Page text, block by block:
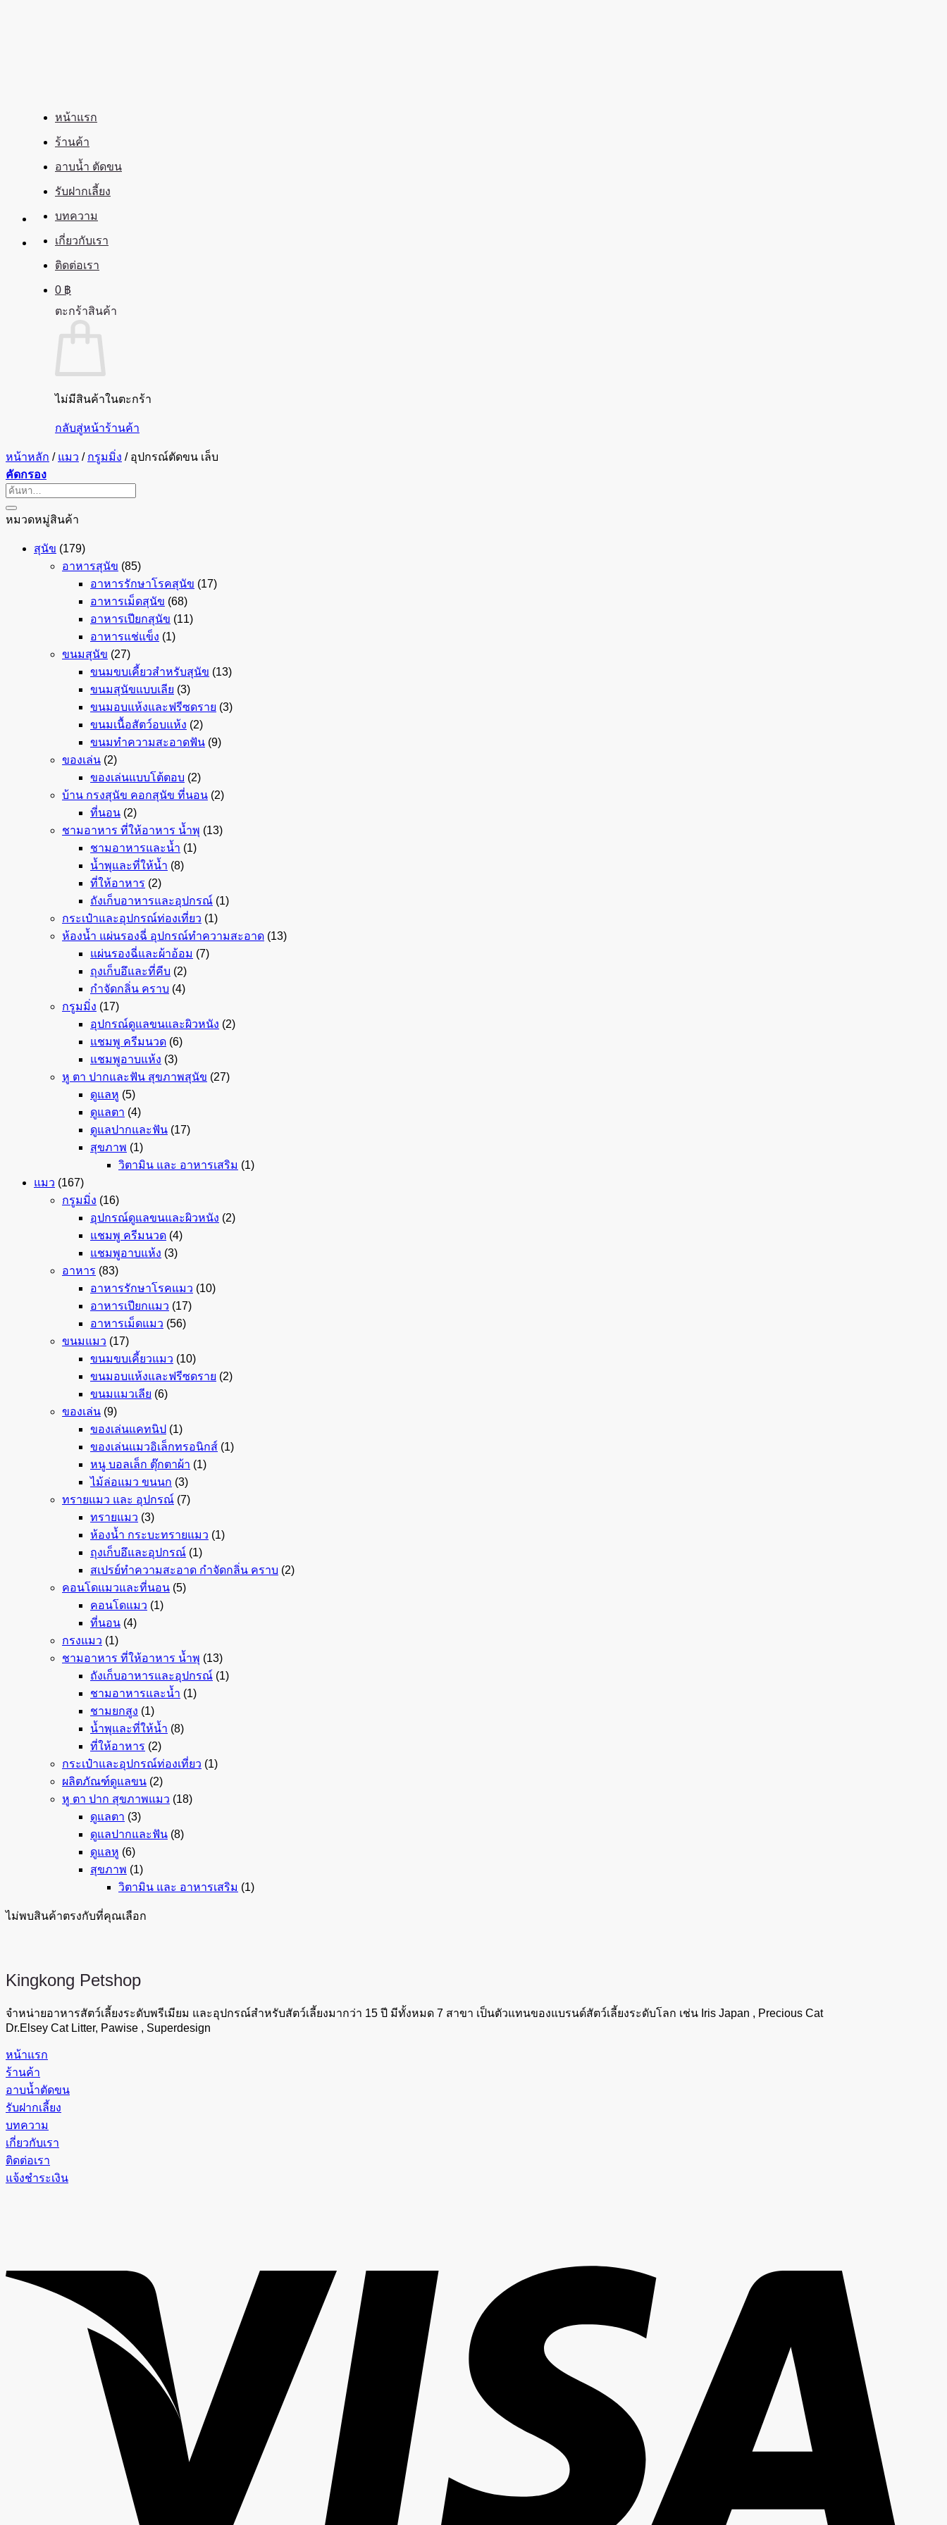
หน้าแรก
ร้านค้า
อาบน้ำ ตัดขน
รับฝากเลี้ยง
บทความ
เกี่ยวกับเรา
ติดต่อเรา
0 ฿
ตะกร้าสินค้า
ไม่มีสินค้าในตะกร้า
กลับสู่หน้าร้านค้า
หน้าหลัก / แมว / กรูมมิ่ง /อุปกรณ์ตัดขน เล็บ
คัดกรอง
ค้นหา:
หมวดหมู่สินค้า
สุนัข (179)
อาหารสุนัข (85)
อาหารรักษาโรคสุนัข (17)
อาหารเม็ดสุนัข (68)
อาหารเปียกสุนัข (11)
อาหารแช่แข็ง (1)
ขนมสุนัข (27)
ขนมขบเคี้ยวสำหรับสุนัข (13)
ขนมสุนัขแบบเลีย (3)
ขนมอบแห้งและฟรีซดราย (3)
ขนมเนื้อสัตว์อบแห้ง (2)
ขนมทำความสะอาดฟัน (9)
ของเล่น (2)
ของเล่นแบบโต้ตอบ (2)
บ้าน กรงสุนัข คอกสุนัข ที่นอน (2)
ที่นอน (2)
ชามอาหาร ที่ให้อาหาร น้ำพุ (13)
ชามอาหารและน้ำ (1)
น้ำพุและที่ให้น้ำ (8)
ที่ให้อาหาร (2)
ถังเก็บอาหารและอุปกรณ์ (1)
กระเป๋าและอุปกรณ์ท่องเที่ยว (1)
ห้องน้ำ แผ่นรองฉี่ อุปกรณ์ทำความสะอาด (13)
แผ่นรองฉี่และผ้าอ้อม (7)
ถุงเก็บอึและที่คีบ (2)
กำจัดกลิ่น คราบ (4)
กรูมมิ่ง (17)
อุปกรณ์ดูแลขนและผิวหนัง (2)
แชมพู ครีมนวด (6)
แชมพูอาบแห้ง (3)
หู ตา ปากและฟัน สุขภาพสุนัข (27)
ดูแลหู (5)
ดูแลตา (4)
ดูแลปากและฟัน (17)
สุขภาพ (1)
วิตามิน และ อาหารเสริม (1)
แมว (167)
กรูมมิ่ง (16)
อุปกรณ์ดูแลขนและผิวหนัง (2)
แชมพู ครีมนวด (4)
แชมพูอาบแห้ง (3)
อาหาร (83)
อาหารรักษาโรคแมว (10)
อาหารเปียกแมว (17)
อาหารเม็ดแมว (56)
ขนมแมว (17)
ขนมขบเคี้ยวแมว (10)
ขนมอบแห้งและฟรีซดราย (2)
ขนมแมวเลีย (6)
ของเล่น (9)
ของเล่นแคทนิป (1)
ของเล่นแมวอิเล็กทรอนิกส์ (1)
หนู บอลเล็ก ตุ๊กตาผ้า (1)
ไม้ล่อแมว ขนนก (3)
ทรายแมว และ อุปกรณ์ (7)
ทรายแมว (3)
ห้องน้ำ กระบะทรายแมว (1)
ถุงเก็บอึและอุปกรณ์ (1)
สเปรย์ทำความสะอาด กำจัดกลิ่น คราบ (2)
คอนโดแมวและที่นอน (5)
คอนโดแมว (1)
ที่นอน (4)
กรงแมว (1)
ชามอาหาร ที่ให้อาหาร น้ำพุ (13)
ถังเก็บอาหารและอุปกรณ์ (1)
ชามอาหารและน้ำ (1)
ชามยกสูง (1)
น้ำพุและที่ให้น้ำ (8)
ที่ให้อาหาร (2)
กระเป๋าและอุปกรณ์ท่องเที่ยว (1)
ผลิตภัณฑ์ดูแลขน (2)
หู ตา ปาก สุขภาพแมว (18)
ดูแลตา (3)
ดูแลปากและฟัน (8)
ดูแลหู (6)
สุขภาพ (1)
วิตามิน และ อาหารเสริม (1)
ไม่พบสินค้าตรงกับที่คุณเลือก
Kingkong Petshop
จำหน่ายอาหารสัตว์เลี้ยงระดับพรีเมียม และอุปกรณ์สำหรับสัตว์เลี้ยงมากว่า 15 ปี มีทั้งหมด 7 สาขา เป็นตัวแทนของแบรนด์สัตว์เลี้ยงระดับโลก เช่น Iris Japan , Precious Cat
Dr.Elsey Cat Litter, Pawise , Superdesign
หน้าแรก
ร้านค้า
อาบน้ำตัดขน
รับฝากเลี้ยง
บทความ
เกี่ยวกับเรา
ติดต่อเรา
แจ้งชำระเงิน